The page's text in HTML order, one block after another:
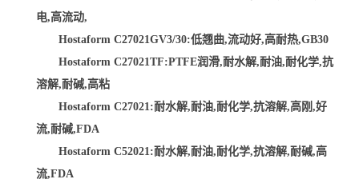
电,高流动,
Hostaform C27021GV3/30:低翘曲,流动好,高耐热,GB30
Hostaform C27021TF:PTFE润滑,耐水解,耐油,耐化学,抗
溶解,耐碱,高粘
Hostaform C27021:耐水解,耐油,耐化学,抗溶解,高刚,好
流,耐碱,FDA
Hostaform C52021:耐水解,耐油,耐化学,抗溶解,耐碱,高
流,FDA